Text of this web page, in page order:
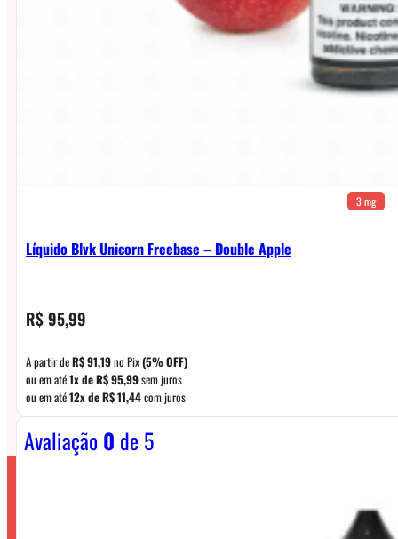
3 mg
Líquido Blvk Unicorn Freebase – Double Apple
R$95,99
A partir deR$91,19no Pix(5% OFF)
ou em até1x deR$95,99sem juros
ou em até12x deR$11,44com juros
Avaliação0 de 5